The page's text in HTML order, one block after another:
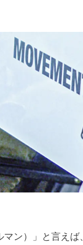
マン）」と言え